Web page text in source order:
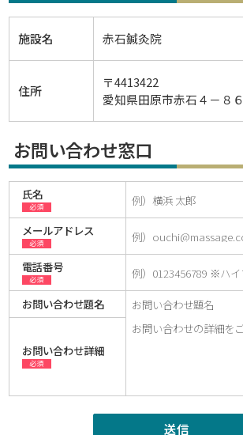
施設名 赤石鍼灸院
住所
〒4413422
愛知県田原市赤石４－８６
お問い合わせ窓口
氏名
必須
メールアドレス
必須
電話番号
必須
お問い合わせ題名
お問い合わせ詳細
必須